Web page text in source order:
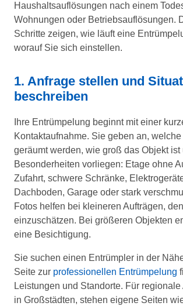
Haushaltsauflösungen nach einem
Wohnungen oder Betriebsauflösungen.
Schritte zeigen, wie läuft eine
worauf Sie sich einstellen.
1. Anfrage stellen und
beschreiben
Ihre Entrümpelung beginnt mit einer
Kontaktaufnahme. Sie geben an,
geräumt werden, wie groß das Objekt ist
Besonderheiten vorliegen: Etage ohne
Zufahrt, schwere Schränke,
Dachboden, Garage oder stark
Fotos helfen bei kleineren Aufträgen,
einzuschätzen. Bei größeren Objekten
eine Besichtigung.
Sie suchen einen Entrümpler in der
Seite zur professionellen Entrümpelung
Leistungen und Standorte. Für regionale
in Großstädten, stehen eigene Seiten